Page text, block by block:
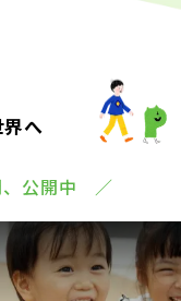
へ
、公開中 ／